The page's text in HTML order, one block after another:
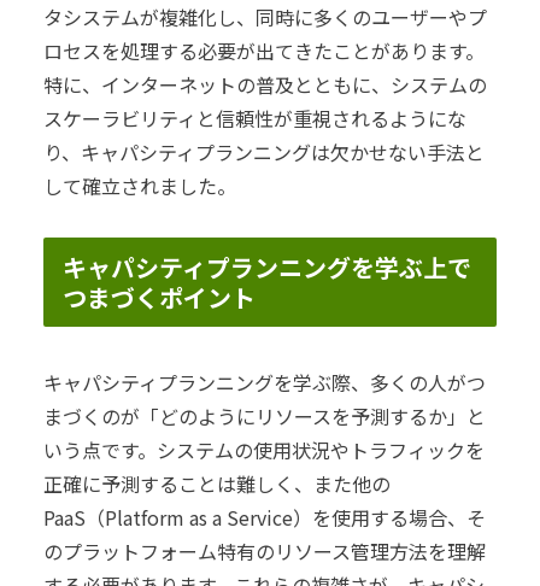
タシステムが複雑化し、同時に多くのユーザーやプ
ロセスを処理する必要が出てきたことがあります。
特に、インターネットの普及とともに、システムの
スケーラビリティと信頼性が重視されるようにな
り、キャパシティプランニングは欠かせない手法と
して確立されました。
キャパシティプランニングを学ぶ上で
つまづくポイント
キャパシティプランニングを学ぶ際、多くの人がつ
まづくのが「どのようにリソースを予測するか」と
いう点です。システムの使用状況やトラフィックを
正確に予測することは難しく、また他の
PaaS（Platform as a Service）を使用する場合、そ
のプラットフォーム特有のリソース管理方法を理解